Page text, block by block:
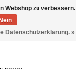
Ihr
Webshop zu verbessern.
Nein
Datenschutzerklärung. »